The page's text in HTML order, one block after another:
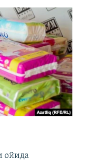
ойида